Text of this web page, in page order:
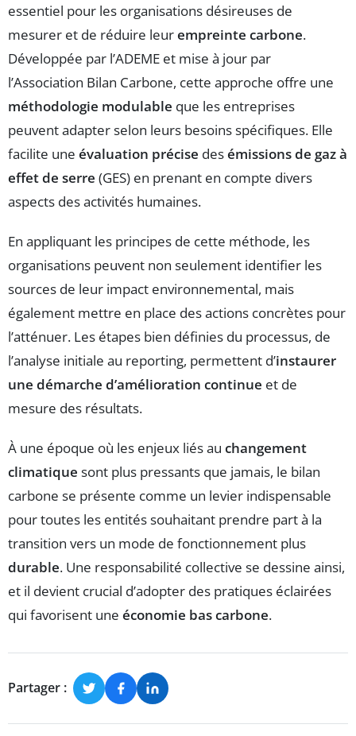
essentiel pour les organisations désireuses de
mesurer et de réduire leurempreinte carbone.
Développée par l’ADEME et mise à jour par
l’Association Bilan Carbone, cette approche offre une
méthodologie modulable que les entreprises
peuvent adapter selon leurs besoins spécifiques. Elle
facilite une évaluation précise desémissions de gaz à
effet de serre (GES) en prenant en compte divers
aspects des activités humaines.
En appliquant les principes de cette méthode, les
organisations peuvent non seulement identifier les
sources de leur impact environnemental, mais
également mettre en place des actions concrètes pour
l’atténuer. Les étapes bien définies du processus, de
l’analyse initiale au reporting, permettent d’instaurer
une démarche d’amélioration continue et de
mesure des résultats.
À une époque où les enjeux liés au changement
climatique sont plus pressants que jamais, le bilan
carbone se présente comme un levier indispensable
pour toutes les entités souhaitant prendre part à la
transition vers un mode de fonctionnement plus
durable. Une responsabilité collective se dessine ainsi,
et il devient crucial d’adopter des pratiques éclairées
qui favorisent une économie bas carbone.
Partager :